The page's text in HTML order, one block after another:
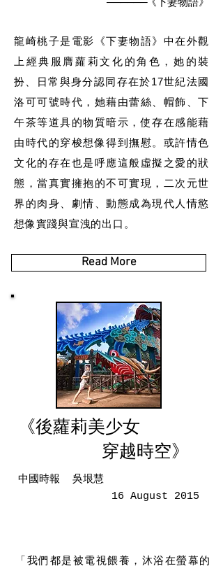
龍崎桃子是電影《下妻物語》中在外觀
上經典服膺蘿莉文化的角色，她的裝
扮、日常與身分認同存在於17世紀法國
洛可可號時代，她藉由蕾絲、帽飾、下
午茶等道具的物質暗示，使存在感能藉
由時代的穿梭想像得到撫慰。或許情色
文化的存在也是呼應這般虛擬之愛的狀
態，當真實擁抱的不可實現，二次元世
界的肉身、劇情、動態成為現代人情慾
想像實踐與宣洩的出口。
Read More
《後蘿莉美少女
穿越時空》
中國時報 吳垠慧
16 August 2015
「我們都是被電視餵養，沐浴在螢幕的